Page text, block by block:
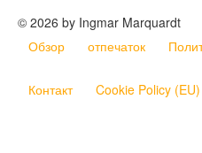
© 2026 by Ingmar Marquardt
Обзор
отпечаток
Контакт Cookie Policy (EU)